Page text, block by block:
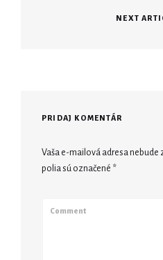
NEXT
PRIDAJ KOMENTÁR
Vaša e-mailová adresa nebude
polia sú označené *